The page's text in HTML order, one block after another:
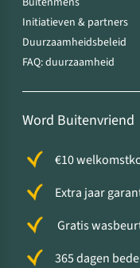
Initiatieven & partners
Duurzaamheidsbeleid
FAQ: duurzaamheid
Word Buitenvriend
€10
Extra jaar
Gratis
365 dagen